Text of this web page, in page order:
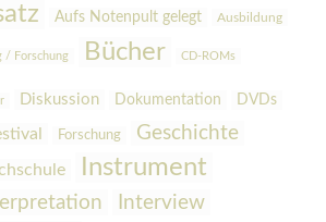
Aufs Notenpult gelegt Ausbildung
/ Forschung Bücher CD-ROMs
Diskussion Dokumentation DVDs
Forschung Geschichte
Instrument
Interview